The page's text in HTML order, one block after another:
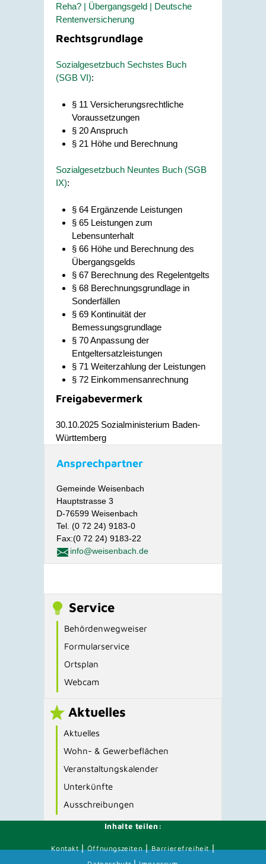
Reha? | Übergangsgeld | Deutsche
Rentenversicherung
Rechtsgrundlage
Sozialgesetzbuch Sechstes Buch
(SGB VI):
§ 11 Versicherungsrechtliche
Voraussetzungen
§ 20 Anspruch
§ 21 Höhe und Berechnung
Sozialgesetzbuch Neuntes Buch (SGB
IX):
§ 64 Ergänzende Leistungen
§ 65 Leistungen zum
Lebensunterhalt
§ 66 Höhe und Berechnung des
Übergangsgelds
§ 67 Berechnung des Regelentgelts
§ 68 Berechnungsgrundlage in
Sonderfällen
§ 69 Kontinuität der
Bemessungsgrundlage
§ 70 Anpassung der
Entgeltersatzleistungen
§ 71 Weiterzahlung der Leistungen
§ 72 Einkommensanrechnung
Freigabevermerk
30.10.2025 Sozialministerium Baden-
Württemberg
Ansprechpartner
Gemeinde Weisenbach
Hauptstrasse 3
D-76599 Weisenbach
Tel. (0 72 24) 9183-0
Fax:(0 72 24) 9183-22
info@weisenbach.de
Service
Behördenwegweiser
Formularservice
Ortsplan
Webcam
Aktuelles
Aktuelles
Wohn- & Gewerbeflächen
Veranstaltungskalender
Unterkünfte
Ausschreibungen
Inhalte teilen:
Kontakt|Öffnungszeiten|Barrierefreiheit|